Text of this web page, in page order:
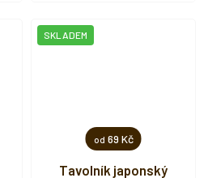
od 69 Kč
Tavolník japonský
SKLADEM